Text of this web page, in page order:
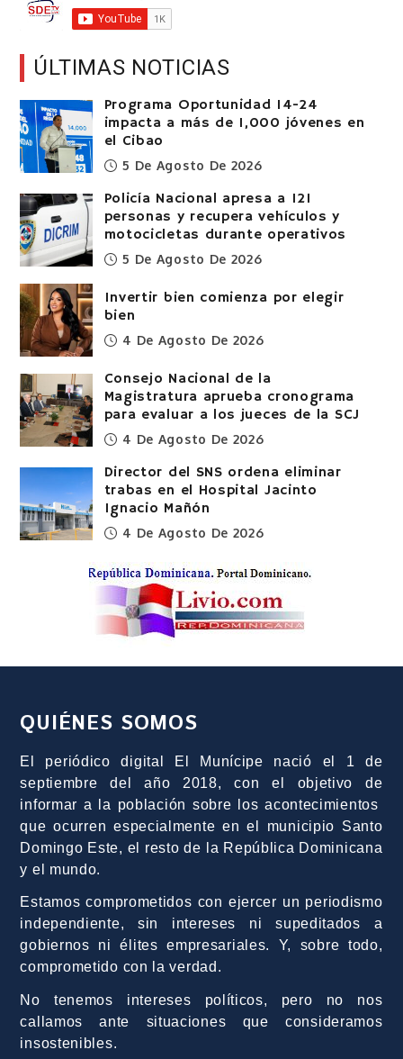
ÚLTIMAS NOTICIAS
Programa Oportunidad 14-24
impacta a más de 1,000 jóvenes en
el Cibao
5 De Agosto De 2026
Policía Nacional apresa a 121
personas y recupera vehículos y
motocicletas durante operativos
5 De Agosto De 2026
Invertir bien comienza por elegir
bien
4 De Agosto De 2026
Consejo Nacional de la
Magistratura aprueba cronograma
para evaluar a los jueces de la SCJ
4 De Agosto De 2026
Director del SNS ordena eliminar
trabas en el Hospital Jacinto
Ignacio Mañón
4 De Agosto De 2026
QUIÉNES SOMOS
El periódico digital El Munícipe nació el 1 de
septiembre del año 2018, con el objetivo de
informar a la población sobre los acontecimientos
que ocurren especialmente en el municipio Santo
Domingo Este, el resto de la República Dominicana
y el mundo.
Estamos comprometidos con ejercer un periodismo
independiente, sin intereses ni supeditados a
gobiernos ni élites empresariales. Y, sobre todo,
comprometido con la verdad.
No tenemos intereses políticos, pero no nos
callamos ante situaciones que consideramos
insostenibles.